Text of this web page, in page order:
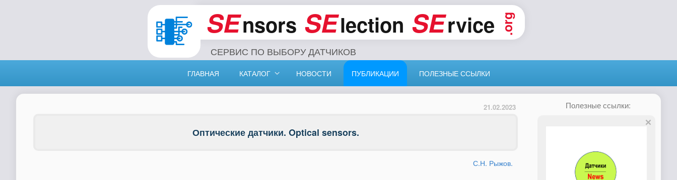
SEnsors SElection SErvice .org
СЕРВИС ПО ВЫБОРУ ДАТЧИКОВ
ГЛАВНАЯ КАТАЛОГ НОВОСТИ ПУБЛИКАЦИИ ПОЛЕЗНЫЕ ССЫЛКИ
Оптические датчики. Optical sensors.
21.02.2023
С.Н. Рыжов.
Полезные ссылки: